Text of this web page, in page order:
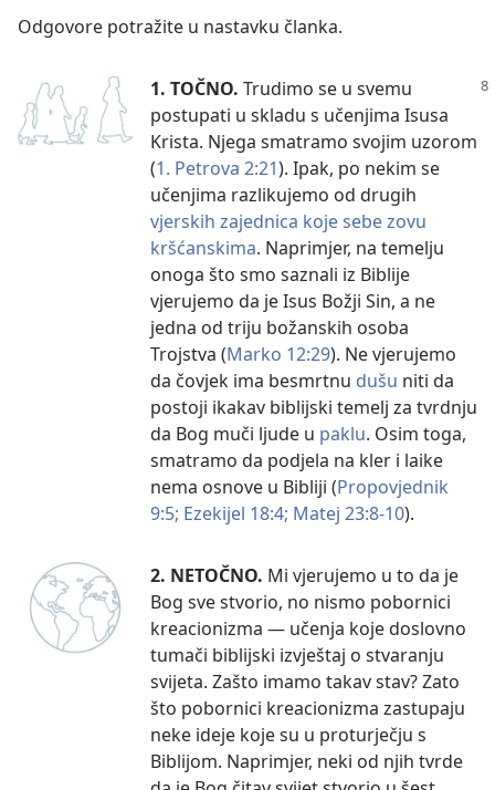
Odgovore potražite u nastavku članka.
1. TOČNO. Trudimo se u svemu
postupati u skladu s učenjima Isusa
Krista. Njega smatramo svojim uzorom
(1. Petrova 2:21). Ipak, po nekim se
učenjima razlikujemo od drugih
vjerskih zajednica koje sebe zovu
kršćanskima. Naprimjer, na temelju
onoga što smo saznali iz Biblije
vjerujemo da je Isus Božji Sin, a ne
jedna od triju božanskih osoba
Trojstva (Marko 12:29). Ne vjerujemo
da čovjek ima besmrtnu dušu niti da
postoji ikakav biblijski temelj za tvrdnju
da Bog muči ljude u paklu. Osim toga,
smatramo da podjela na kler i laike
nema osnove u Bibliji (Propovjednik
9:5; Ezekijel 18:4; Matej 23:8-10).
2. NETOČNO. Mi vjerujemo u to da je
Bog sve stvorio, no nismo pobornici
kreacionizma — učenja koje doslovno
tumači biblijski izvještaj o stvaranju
svijeta. Zašto imamo takav stav? Zato
što pobornici kreacionizma zastupaju
neke ideje koje su u proturječju s
Biblijom. Naprimjer, neki od njih tvrde